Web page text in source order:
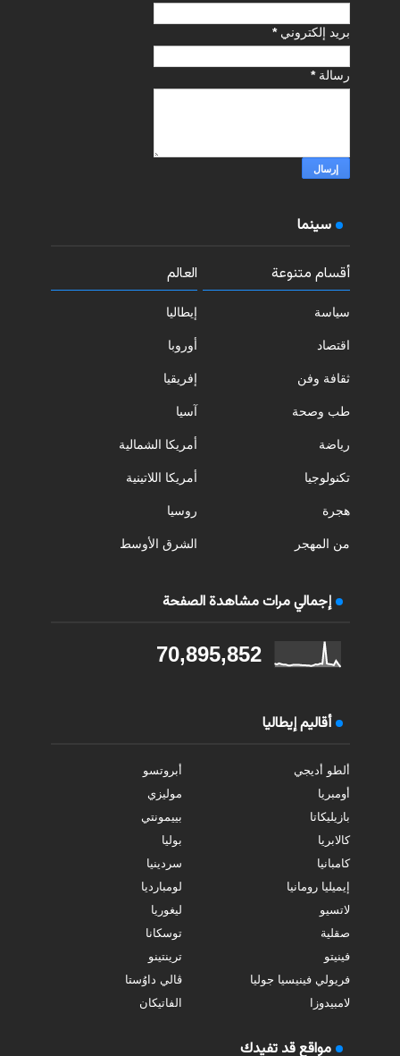
بريد إلكتروني*
رسالة*
سينما
أقسام متنوعة
سياسة
اقتصاد
ثقافة وفن
طب وصحة
رياضة
تكنولوجيا
هجرة
من المهجر
العالم
إيطاليا
أوروبا
إفريقيا
آسيا
أمريكا الشمالية
أمريكا اللاتينية
روسيا
الشرق الأوسط
إجمالي مرات مشاهدة الصفحة
70,895,852
أقاليم إيطاليا
ألطو أديجي
أبروتسو
أومبريا
موليزي
بازيليكاتا
بييمونتي
كالابريا
بوليا
كامبانيا
سردينيا
إيميليا رومانيا
لومبارديا
لاتسيو
ليغوريا
صقلية
توسكانا
فينيتو
ترينتينو
فريولي فينيسيا جوليا
ڤالي داوُستا
لامبيدوزا
الفاتيكان
مواقع قد تفيدك